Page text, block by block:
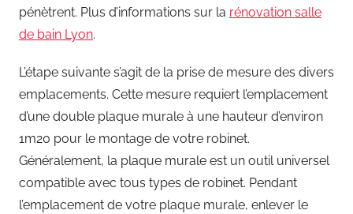
pénètrent. Plus d’informations sur la rénovation salle
de bain Lyon.
L’étape suivante s’agit de la prise de mesure des divers
emplacements. Cette mesure requiert l’emplacement
d’une double plaque murale à une hauteur d’environ
1m20 pour le montage de votre robinet.
Généralement, la plaque murale est un outil universel
compatible avec tous types de robinet. Pendant
l’emplacement de votre plaque murale, enlever le